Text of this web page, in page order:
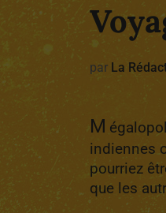
par La
M
indiennes
pourriez
que les